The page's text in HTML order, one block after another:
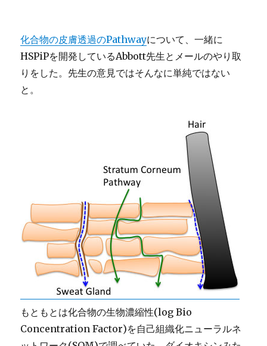
化合物の皮膚透過のPathwayについて、一緒に
HSPiPを開発しているAbbott先生とメールのやり取
りをした。先生の意見ではそんなに単純ではない
と。
もともとは化合物の生物濃縮性(log Bio
Concentration Factor)を自己組織化ニューラルネ